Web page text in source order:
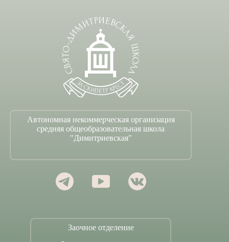
Автономная некоммерческая организация
средняя общеобразовательная школа
"Димитриевская"
Заочное отделение